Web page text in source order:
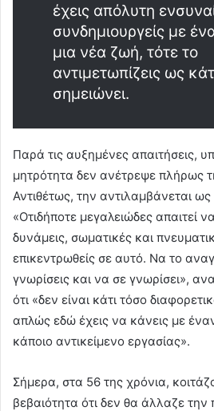
έχεις απόλυτη
συνδημιουργείς με
μια νέα ζωή, τότε το
αντιμετωπίζεις ως
σημειώνει.
Παρά τις αυξημένες απαιτήσεις,
μητρότητα δεν ανέτρεψε πλήρως
Αντιθέτως, την αντιλαμβάνεται ως
«Οτιδήποτε μεγαλειώδες απαιτεί
δυνάμεις, σωματικές και
επικεντρωθείς σε αυτό. Να το
γνωρίσεις και να σε γνωρίσει»,
ότι «δεν είναι κάτι τόσο
απλώς εδώ έχεις να κάνεις με
κάποιο αντικείμενο εργασίας».
Σήμερα, στα 56 της χρόνια,
βεβαιότητα ότι δεν θα άλλαζε την